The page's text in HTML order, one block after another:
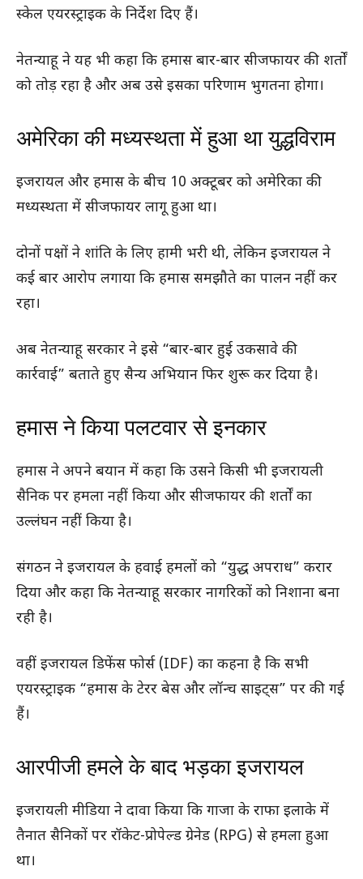
स्केल एयरस्ट्राइक के निर्देश दिए हैं।
नेतन्याहू ने यह भी कहा कि हमास बार-बार सीजफायर की शर्तों
को तोड़ रहा है और अब उसे इसका परिणाम भुगतना होगा।
अमेरिका की मध्यस्थता में हुआ था युद्धविराम
इजरायल और हमास के बीच 10 अक्टूबर को अमेरिका की
मध्यस्थता में सीजफायर लागू हुआ था।
दोनों पक्षों ने शांति के लिए हामी भरी थी, लेकिन इजरायल ने
कई बार आरोप लगाया कि हमास समझौते का पालन नहीं कर
रहा।
अब नेतन्याहू सरकार ने इसे “बार-बार हुई उकसावे की
कार्रवाई” बताते हुए सैन्य अभियान फिर शुरू कर दिया है।
हमास ने किया पलटवार से इनकार
हमास ने अपने बयान में कहा कि उसने किसी भी इजरायली
सैनिक पर हमला नहीं किया और सीजफायर की शर्तों का
उल्लंघन नहीं किया है।
संगठन ने इजरायल के हवाई हमलों को “युद्ध अपराध” करार
दिया और कहा कि नेतन्याहू सरकार नागरिकों को निशाना बना
रही है।
वहीं इजरायल डिफेंस फोर्स (IDF) का कहना है कि सभी
एयरस्ट्राइक “हमास के टेरर बेस और लॉन्च साइट्स” पर की गई
हैं।
आरपीजी हमले के बाद भड़का इजरायल
इजरायली मीडिया ने दावा किया कि गाजा के राफा इलाके में
तैनात सैनिकों पर रॉकेट-प्रोपेल्ड ग्रेनेड (RPG) से हमला हुआ
था।